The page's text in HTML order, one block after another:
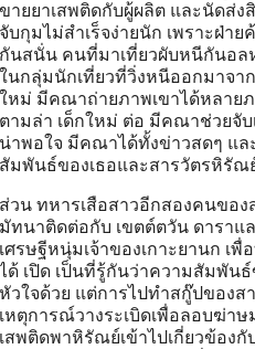
ขายยาเสพติดกับผู้ผลิต และนัดส่
จับกุมไม่สำเร็จง่ายนัก เพราะฝ่า
กันสนั่น คนที่มาเที่ยวผับหนีกันอ
ในกลุ่มนักเที่ยวที่วิ่งหนีออกมาจา
ใหม่ มีคณาถ่ายภาพเขาได้หลายภ
ตามล่า เด็กใหม่ ต่อ มีคณาช่วยจับ
น่าพอใจ มีคณาได้ทั้งข่าวสดๆ แ
สัมพันธ์ของเธอและสารวัตรหิรั
ส่วน ทหารเสือสาวอีกสองคนขอ
มัทนาติดต่อกับ เขตต์ตวัน ดาราแ
เศรษฐีหนุ่มเจ้าของเกาะยานก เ
ได้ เปิด เป็นที่รู้กันว่าความสัมพัน
หัวใจด้วย แต่การไปทำสกู๊ปของส
เหตุการณ์วางระเบิดเพื่อลอบฆ่า
เสพติดพาหิรัณย์เข้าไปเกี่ยวข้อง